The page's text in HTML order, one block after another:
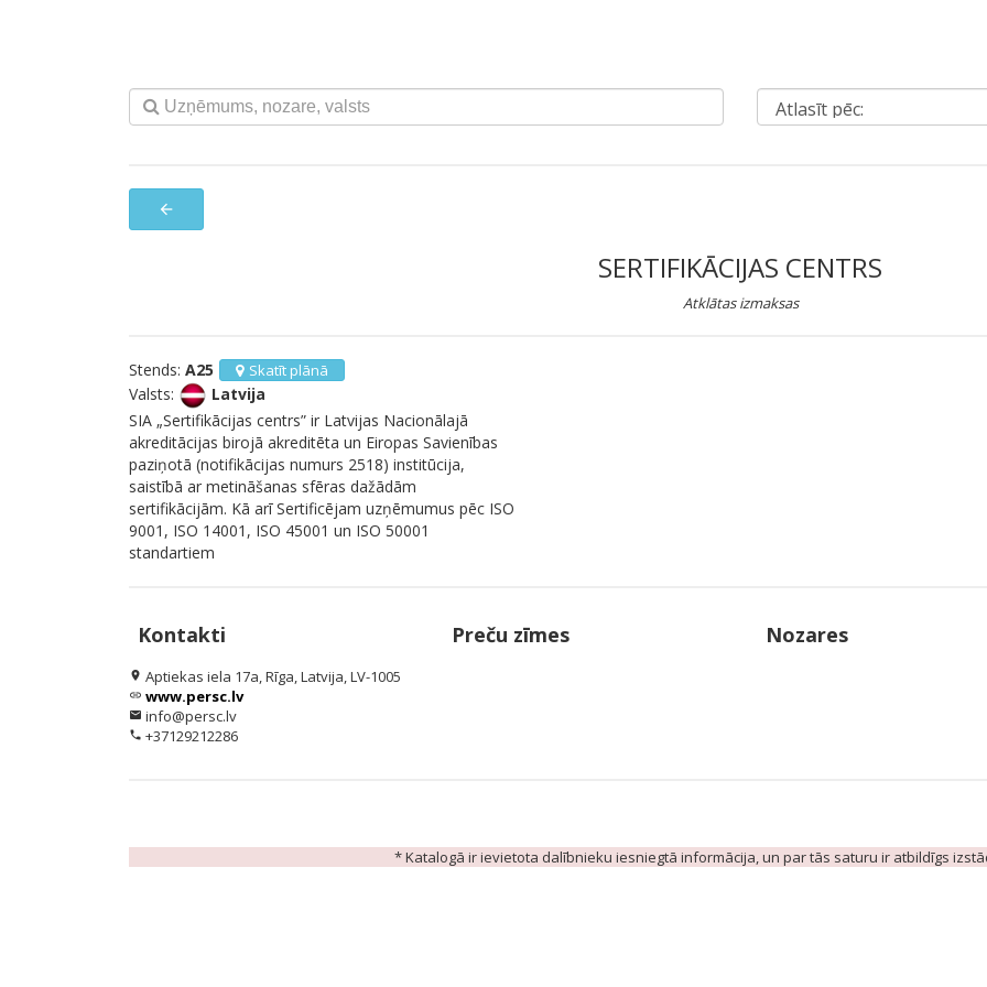
arrow_back
SERTIFIKĀCIJAS CENTRS
Atklātas izmaksas
Stends: A25 Skatīt plānā
Valsts:
Latvija
SIA „Sertifikācijas centrs” ir Latvijas Nacionālajā
akreditācijas birojā akreditēta un Eiropas Savienības
paziņotā (notifikācijas numurs 2518) institūcija,
saistībā ar metināšanas sfēras dažādām
sertifikācijām. Kā arī Sertificējam uzņēmumus pēc ISO
9001, ISO 14001, ISO 45001 un ISO 50001
standartiem
Kontakti
location_on Aptiekas iela 17a, Rīga, Latvija, LV-1005
link www.persc.lv
email info@persc.lv
phone +37129212286
Preču zīmes Nozares
* Katalogā ir ievietota dalībnieku iesniegtā informācija, un par tās saturu ir atbildīgs